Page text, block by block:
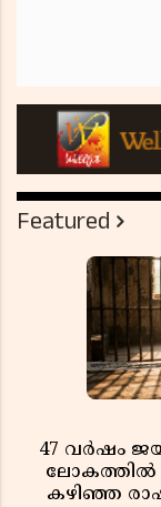
Featured
47 വർഷം
ലോകത്തിൽ
കഴിഞ്ഞ